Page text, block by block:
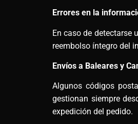
Errores en la
En caso de detectarse
reembolso íntegro del
Envíos a Baleares y
Algunos códigos
gestionan siempre
expedición del pedido.